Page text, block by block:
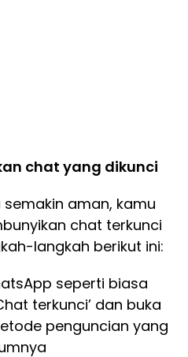
chat yang dikunci
aman, kamu
chat terkunci
langkah berikut ini:
seperti biasa
terkunci’ dan buka
penguncian yang